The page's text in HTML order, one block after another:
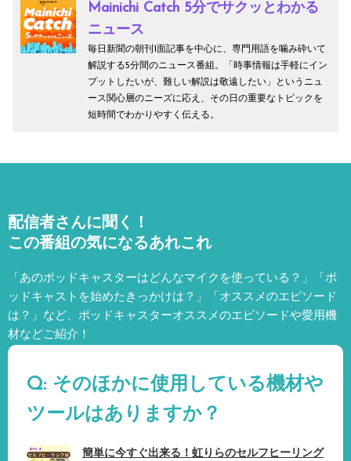
Mainichi Catch 5分でサクッとわかる
ニュース
毎日新聞の朝刊1面記事を中心に、専門用語を噛み砕いて
解説する5分間のニュース番組。「時事情報は手軽にイン
プットしたいが、難しい解説は敬遠したい」というニュ
ース関心層のニーズに応え、その日の重要なトピックを
短時間でわかりやすく伝える。
配信者さんに聞く！
この番組の気になるあれこれ
「あのポッドキャスターはどんなマイクを使っている？」「ポ
ッドキャストを始めたきっかけは？」「オススメのエピソード
は？」など、 ポッドキャスターオススメのエピソードや愛用機
材などご紹介！
Q: そのほかに使用している機材や
ツールはありますか？
簡単に今すぐ出来る！虹りらのセルフヒーリング